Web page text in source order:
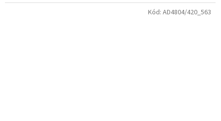
Kód: AD4804/420_563